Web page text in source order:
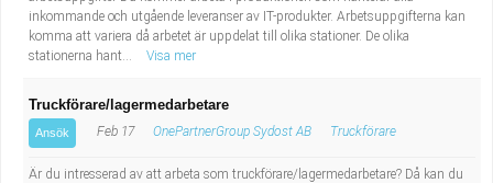
inkommande och utgående leveranser av IT-produkter. Arbetsuppgifterna kan
komma att variera då arbetet är uppdelat till olika stationer. De olika
stationerna hant...
Visa mer
Truckförare/lagermedarbetare
Ansök Feb 17 OnePartnerGroup Sydost AB Truckförare
Är du intresserad av att arbeta som truckförare/lagermedarbetare? Då kan du